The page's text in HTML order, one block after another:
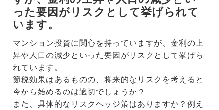
った要因がリスクとして挙げられて
います。
マンション投資に関心を持っていますが、金利の上
昇や人口の減少といった要因がリスクとして挙げら
れています。
節税効果はあるものの、将来的なリスクを考えると
今から始めるのは適切でしょうか？
また、具体的なリスクヘッジ策はありますか？例え